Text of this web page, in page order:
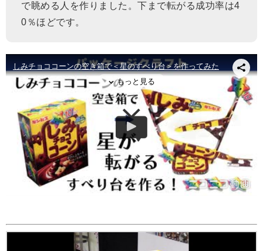
で眺める人を作りました。下まで転がる成功率は4
0％ほどです。